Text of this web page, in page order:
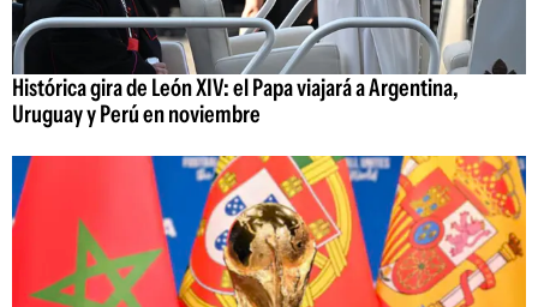
Histórica gira de León XIV: el Papa viajará a Argentina,
Uruguay y Perú en noviembre